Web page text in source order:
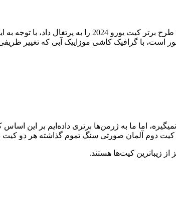
با گرافیک کاشی موزاییک آبی که تغییر
نمیگیره، اما ما به ژرمن‌ها برتری داده‌ایم بر این
دوم آلمان صورتی سنگ تموم گذاشته هر دو کیت
از زیباترین کیت‌ها هستند.